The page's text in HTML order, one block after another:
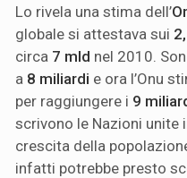
Lo rivela una stima dell’
globale si attestava sui
circa 7 mld nel 2010.
a 8 miliardi e ora l’Onu
per raggiungere i 9
scrivono le Nazioni unite
crescita della
infatti potrebbe presto